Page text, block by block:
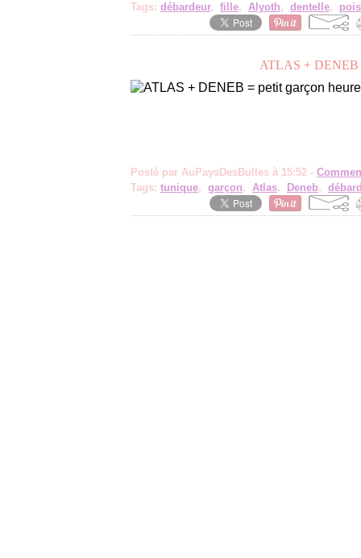
Tags: débardeur, fille, Alyoth, dentelle, pois
ATLAS +
Posté par AuPaysDesBulles à 15:52 -
Tags: tunique, garçon, Atlas, Deneb,